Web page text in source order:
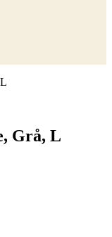
Grå, L